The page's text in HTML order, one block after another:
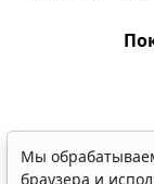
Мы
браузера и